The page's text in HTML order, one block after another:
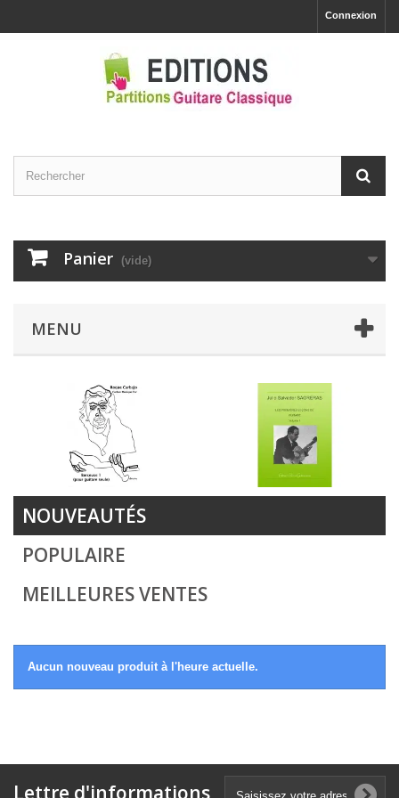
Connexion
Panier (vide)
MENU
NOUVEAUTÉS
POPULAIRE
MEILLEURES VENTES
Aucun nouveau produit à l'heure actuelle.
Lettre d'informations